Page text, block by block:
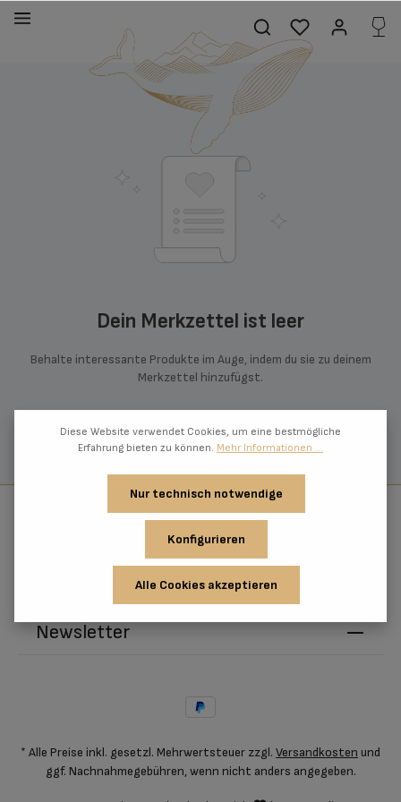
springen
Dein Merkzettel ist leer
Behalte interessante Produkte im Auge, indem du sie zu deinem
Merkzettel hinzufügst.
Newsletter
Wir helfen dir gerne
Informationen
* Alle Preise inkl. gesetzl. Mehrwertsteuer zzgl. Versandkosten und
ggf. Nachnahmegebühren, wenn nicht anders angegeben.
Diese Website verwendet Cookies, um eine bestmögliche
Erfahrung bieten zu können. Mehr Informationen ...
Nur technisch notwendige
Konfigurieren
Alle Cookies akzeptieren